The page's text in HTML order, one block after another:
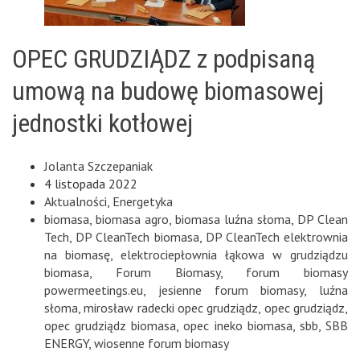
OPEC GRUDZIĄDZ z podpisaną
umową na budowę biomasowej
jednostki kotłowej
Jolanta Szczepaniak
4 listopada 2022
Aktualności Energetyka
biomasa biomasa agro biomasa luźna słoma DP Clean
Tech DP CleanTech biomasa DP CleanTech elektrownia
na biomasę
elektrociepłownia łąkowa w grudziądzu
biomasa
Forum Biomasy, forum biomasy
powermeetings.eu
jesienne forum biomasy, luźna
słoma ,mirosław radecki opec grudziądz opec grudziądz
opec grudziądz biomasa ,opec ineko biomasa sbb ,SBB
ENERGY, wiosenne forum biomasy